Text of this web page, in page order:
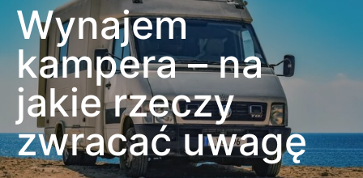
Wynajem
kampera – na
jakie rzeczy
zwracać uwagę